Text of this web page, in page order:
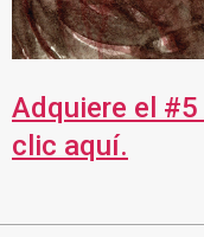
Adquiere el
clic aquí.